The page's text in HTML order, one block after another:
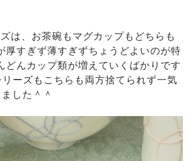
は、お茶碗もマグカップもどちらも
厚すぎず薄すぎずちょうどよいのが特
どんカップ類が増えていくばかりです
ーズもこちらも両方捨てられず一気
した＾＾